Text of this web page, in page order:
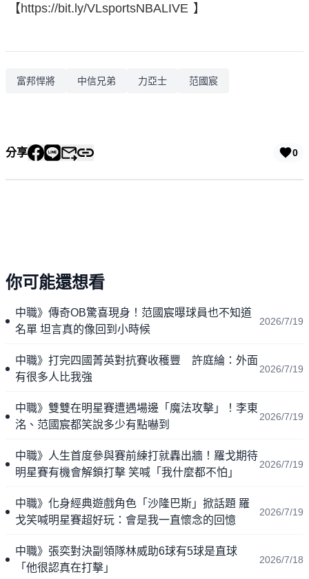
【https://bit.ly/VLsportsNBALIVE 】
富邦悍將 中信兄弟 力亞士 范國宸
分享 0
你可能還想看
中職》傳奇OB驚喜現身！范國宸曝球員也不知道
名單 坦言真的像回到小時候
2026/7/19
中職》打完四國菁英對抗賽收穫豐 許庭綸：外面
有很多人比我強
2026/7/19
中職》雙雙在明星賽遭遇場邊「魔法攻擊」！李東
洺、范國宸都笑說多少有點嚇到
2026/7/19
中職》人生首度參與賽前練打就轟出牆！羅戈期待
明星賽有機會解鎖打擊 笑喊「我什麼都不怕」
2026/7/19
中職》化身經典遊戲角色「沙隆巴斯」掀話題 羅
戈笑喊明星賽超好玩：會是我一直懷念的回憶
2026/7/19
中職》張奕對決副領隊林威助6球有5球是直球
「他很認真在打擊」
2026/7/18